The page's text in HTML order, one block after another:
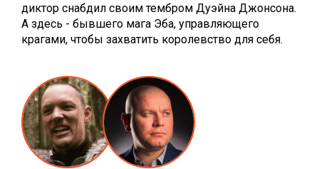
диктор снабдил своим тембром Дуэйна Джонсона.
А здесь - бывшего мага Эба, управляющего
крагами, чтобы захватить королевство для себя.